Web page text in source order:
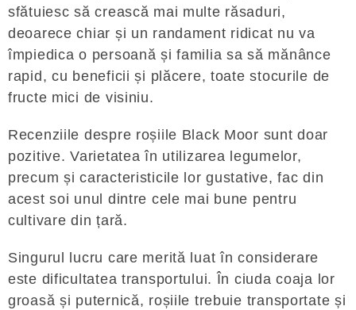
sfătuiesc să crească mai multe răsaduri,
deoarece chiar și un randament ridicat nu va
împiedica o persoană și familia sa să mănânce
rapid, cu beneficii și plăcere, toate stocurile de
fructe mici de visiniu.
Recenziile despre roșiile Black Moor sunt doar
pozitive. Varietatea în utilizarea legumelor,
precum și caracteristicile lor gustative, fac din
acest soi unul dintre cele mai bune pentru
cultivare din țară.
Singurul lucru care merită luat în considerare
este dificultatea transportului. În ciuda coaja lor
groasă și puternică, roșiile trebuie transportate și